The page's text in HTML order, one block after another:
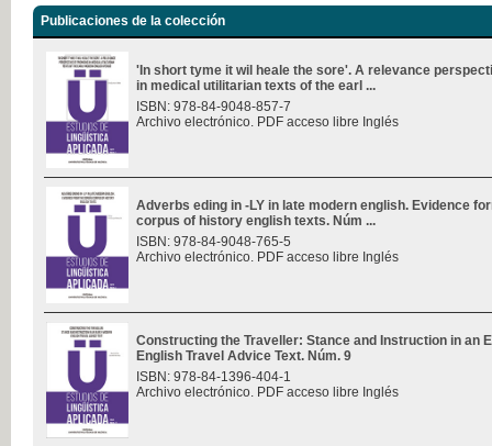
Publicaciones de la colección
'In short tyme it wil heale the sore'. A relevance
in medical utilitarian texts of the earl ...
ISBN: 978-84-9048-857-7
Archivo electrónico. PDF acceso libre Inglés
Adverbs eding in -LY in late modern english. Evidence
corpus of history english texts. Núm ...
ISBN: 978-84-9048-765-5
Archivo electrónico. PDF acceso libre Inglés
Constructing the Traveller: Stance and Instruction in an
English Travel Advice Text. Núm. 9
ISBN: 978-84-1396-404-1
Archivo electrónico. PDF acceso libre Inglés